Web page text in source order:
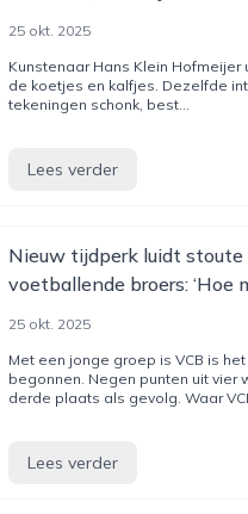
25 okt. 2025
Kunstenaar Hans Klein
de koetjes en kalfjes. Dezelfde
tekeningen schonk, best...
Lees verder
Nieuw tijdperk luidt stoute
voetballende broers: ‘Hoe
25 okt. 2025
Met een jonge groep is VCB is
begonnen. Negen punten uit vier
derde plaats als gevolg. Waar
Lees verder